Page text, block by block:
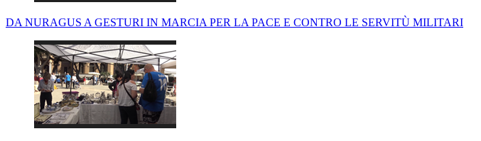
DA NURAGUS A GESTURI IN MARCIA PER LA PACE E CONTRO LE SERVITÙ MILITARI